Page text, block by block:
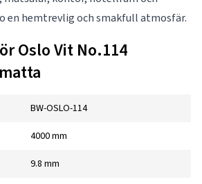
en hemtrevlig och smakfull atmosfär.
Oslo Vit No.114
BW-OSLO-114
4000 mm
9.8 mm